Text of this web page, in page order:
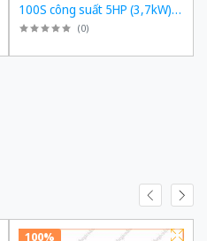
100S công suất 5HP (3,7kW)
1/100 kiểu lắp Mặt bích
(0)
100%